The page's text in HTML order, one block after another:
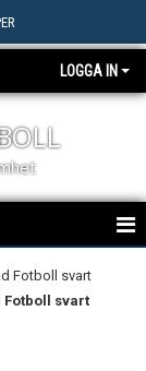
LOGGA IN
Fotboll svart